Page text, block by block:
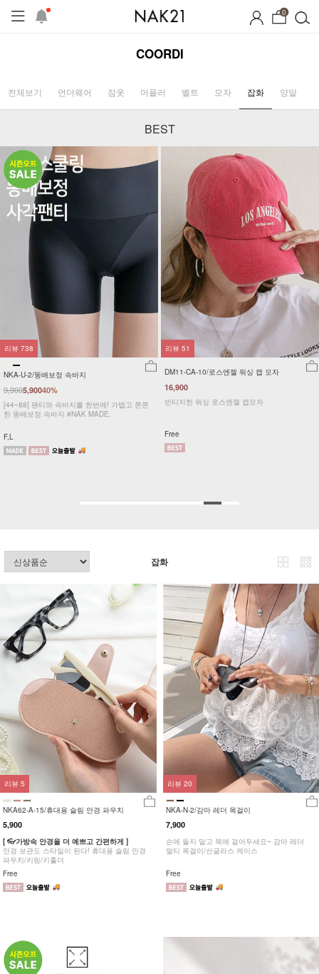
0
1+1 기획세트 자체제작 여름
COORDI
전체보기 언더웨어 잠옷 머플러 벨트 모자 잡화 양말
BEST
NKA-U-2/똥배보정 속바지
40%
9,9005,900
[44~88] 팬티와 속바지를 한번에! 가볍고 쫀쫀
한 똥배보정 속바지 #NAK MADE.
F,L
리뷰 738
DM11-CA-10/로스엔젤 워싱 캡 모자
16,900
빈티지한 워싱 로스엔젤 캡모자
Free
리뷰 51
잡화
NKA62-A-15/휴대용 슬림 안경 파우치
5,900
[ 👓가방속 안경을 더 예쁘고 간편하게 ]
안경 보관도 스타일이 된다! 휴대용 슬림 안경
파우치/키링/키홀더
Free
리뷰 5
NKA-N-2/감마 레더 목걸이
7,900
손에 들지 말고 목에 걸어두세요~ 감마 레더
멀티 목걸이/선글라스 케이스
Free
리뷰 20